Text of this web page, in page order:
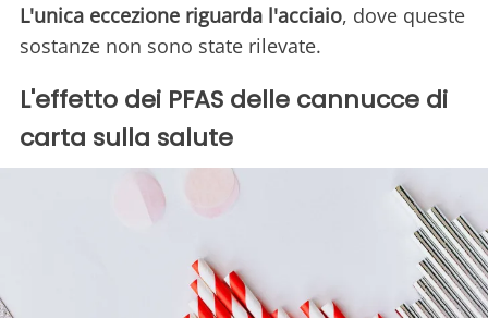
L'unica eccezione riguarda l'acciaio, dove queste
sostanze non sono state rilevate.
L'effetto dei PFAS delle cannucce di
carta sulla salute